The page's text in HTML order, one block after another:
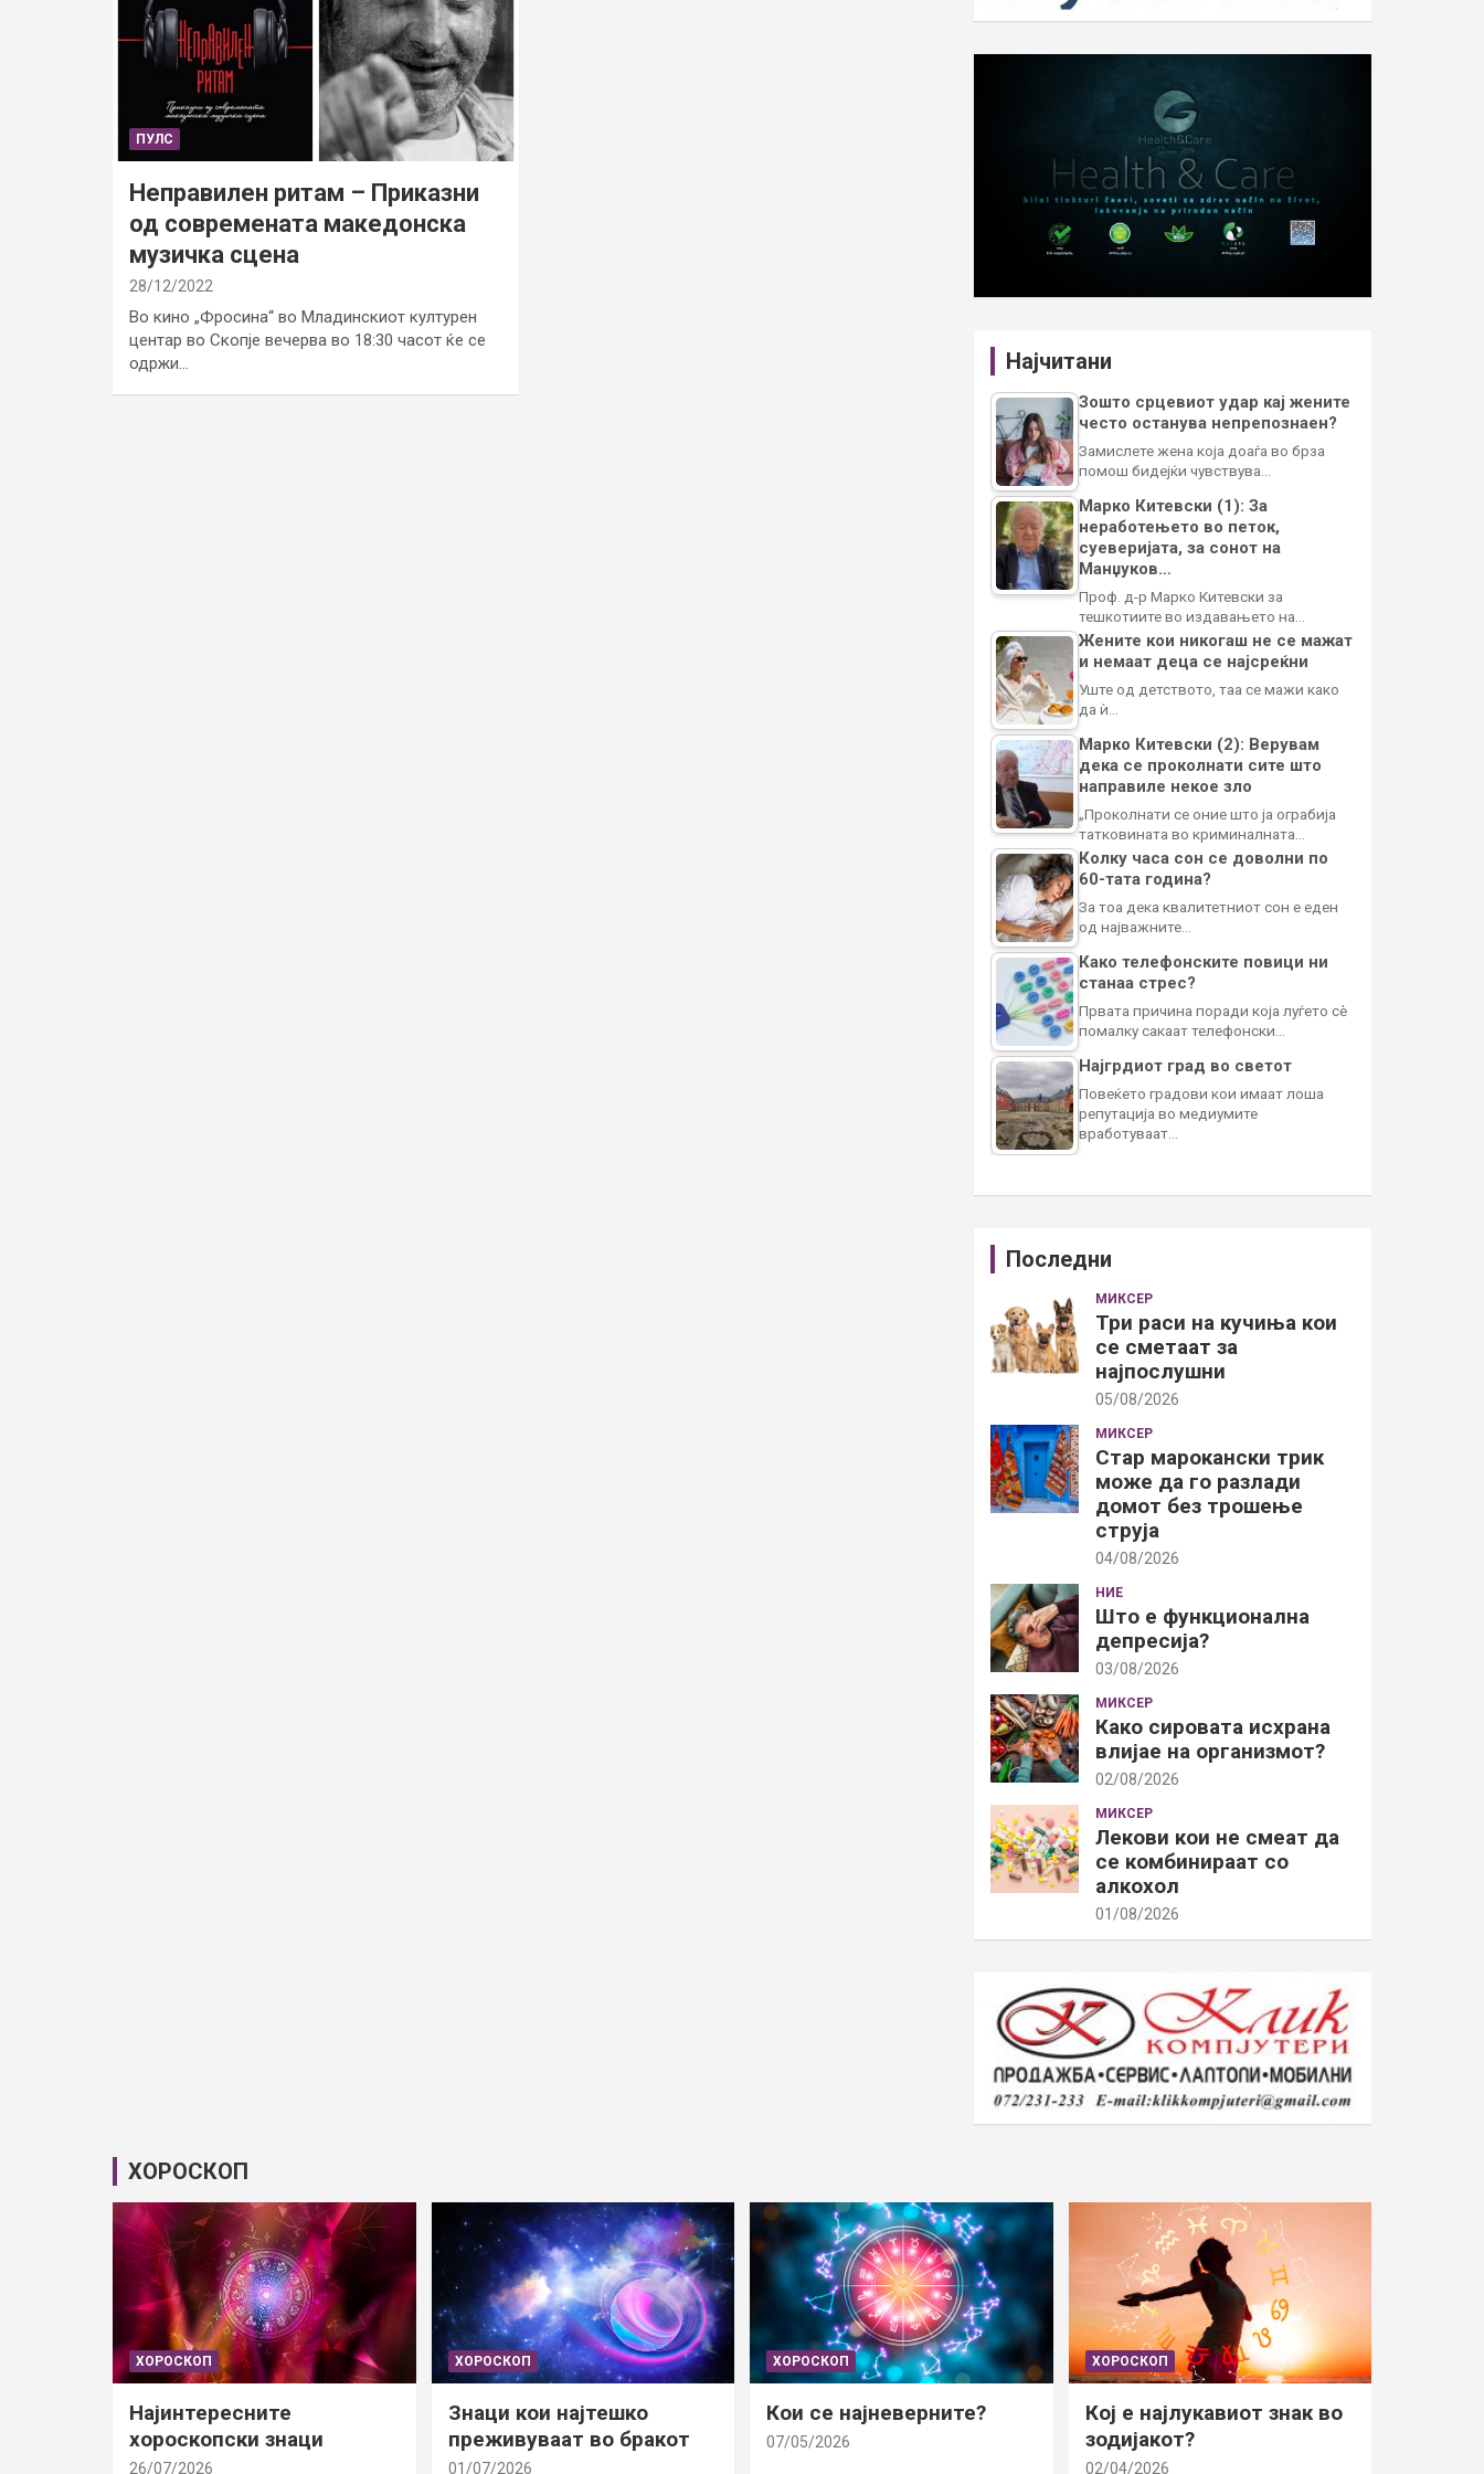
ПУЛС
Неправилен ритам – Приказни
од современата македонска
музичка сцена
28/12/2022
Во кино „Фросина“ во Младинскиот културен
центар во Скопје вечерва во 18:30 часот ќе се
одржи…
Најчитани
Зошто срцевиот удар кај жените
често останува непрепознаен?
Замислете жена која доаѓа во брза
помош бидејќи чувствува…
Марко Китевски (1): За
неработењето во петок,
суеверијата, за сонот на
Манџуков…
Проф. д-р Марко Китевски за
тешкотиите во издавањето на…
Жените кои никогаш не се мажат
и немаат деца се најсреќни
Уште од детството, таа се мажи како
да ѝ…
Марко Китевски (2): Верувам
дека се проколнати сите што
направиле некое зло
„Проколнати се оние што ја ограбија
татковината во криминалната…
Колку часа сон се доволни по
60-тата година?
За тоа дека квалитетниот сон е еден
од најважните…
Како телефонските повици ни
станаа стрес?
Првата причина поради која луѓето сè
помалку сакаат телефонски…
Најгрдиот град во светот
Повеќето градови кои имаат лоша
репутација во медиумите
вработуваат…
Последни
МИКСЕР
Три раси на кучиња кои
се сметаат за
најпослушни
05/08/2026
МИКСЕР
Стар марокански трик
може да го разлади
домот без трошење
струја
04/08/2026
НИЕ
Што е функционална
депресија?
03/08/2026
МИКСЕР
Како сировата исхрана
влијае на организмот?
02/08/2026
МИКСЕР
Лекови кои не смеат да
се комбинираат со
алкохол
01/08/2026
ХОРОСКОП
ХОРОСКОП
Најинтересните
хороскопски знаци
26/07/2026
ХОРОСКОП
Знаци кои најтешко
преживуваат во бракот
01/07/2026
ХОРОСКОП
Кои се најневерните?
07/05/2026
ХОРОСКОП
Кој е најлукавиот знак во
зодијакот?
02/04/2026